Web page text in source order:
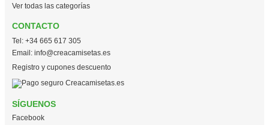
Ver todas las categorías
CONTACTO
Tel: +34 665 617 305
Email: info@creacamisetas.es
Registro y cupones descuento
SÍGUENOS
Facebook